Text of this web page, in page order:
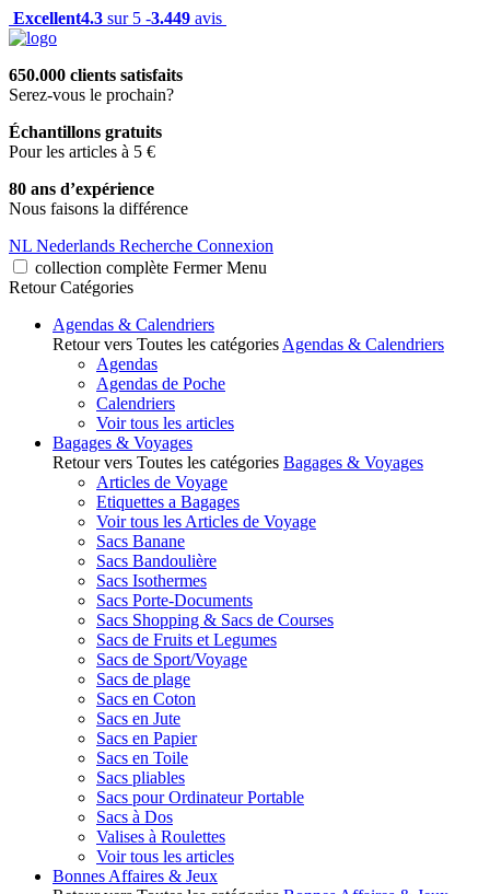
Excellent4.3 sur 5 -3.449 avis
650.000 clients satisfaits
Serez-vous le prochain?
Échantillons gratuits
Pour les articles à 5 €
80 ans d’expérience
Nous faisons la différence
NL Nederlands Recherche Connexion
collection complète Fermer Menu
Retour Catégories
Agendas & Calendriers
Retour vers Toutes les catégories Agendas & Calendriers
Agendas
Agendas de Poche
Calendriers
Voir tous les articles
Bagages & Voyages
Retour vers Toutes les catégories Bagages & Voyages
Articles de Voyage
Etiquettes a Bagages
Voir tous les Articles de Voyage
Sacs Banane
Sacs Bandoulière
Sacs Isothermes
Sacs Porte-Documents
Sacs Shopping & Sacs de Courses
Sacs de Fruits et Legumes
Sacs de Sport/Voyage
Sacs de plage
Sacs en Coton
Sacs en Jute
Sacs en Papier
Sacs en Toile
Sacs pliables
Sacs pour Ordinateur Portable
Sacs à Dos
Valises à Roulettes
Voir tous les articles
Bonnes Affaires & Jeux